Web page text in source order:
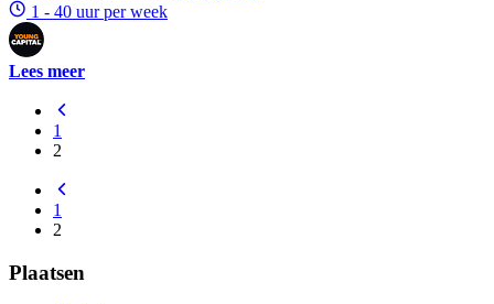
1 - 40 uur per week
Lees meer
1
2
1
2
Plaatsen